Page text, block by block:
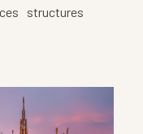
structures